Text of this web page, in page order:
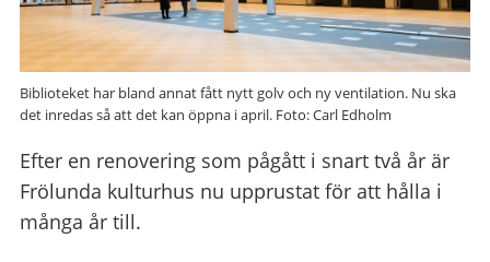
Biblioteket har bland annat fått nytt golv och ny ventilation. Nu ska
det inredas så att det kan öppna i april. Foto: Carl Edholm
Efter en renovering som pågått i snart två år är
Frölunda kulturhus nu upprustat för att hålla i
många år till.